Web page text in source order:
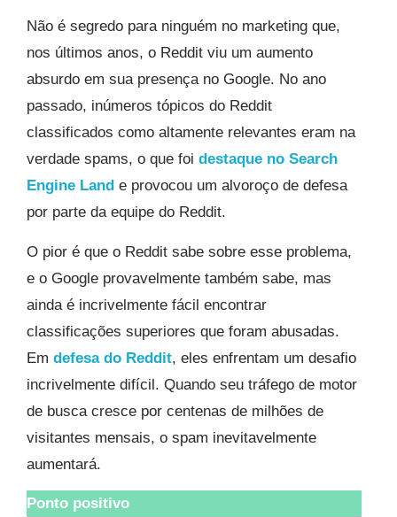
Não é segredo para ninguém no marketing que,
nos últimos anos, o Reddit viu um aumento
absurdo em sua presença no Google. No ano
passado, inúmeros tópicos do Reddit
classificados como altamente relevantes eram na
verdade spams, o que foi destaque no Search
Engine Land e provocou um alvoroço de defesa
por parte da equipe do Reddit.
O pior é que o Reddit sabe sobre esse problema,
e o Google provavelmente também sabe, mas
ainda é incrivelmente fácil encontrar
classificações superiores que foram abusadas.
Em defesa do Reddit, eles enfrentam um desafio
incrivelmente difícil. Quando seu tráfego de motor
de busca cresce por centenas de milhões de
visitantes mensais, o spam inevitavelmente
aumentará.
Ponto positivo